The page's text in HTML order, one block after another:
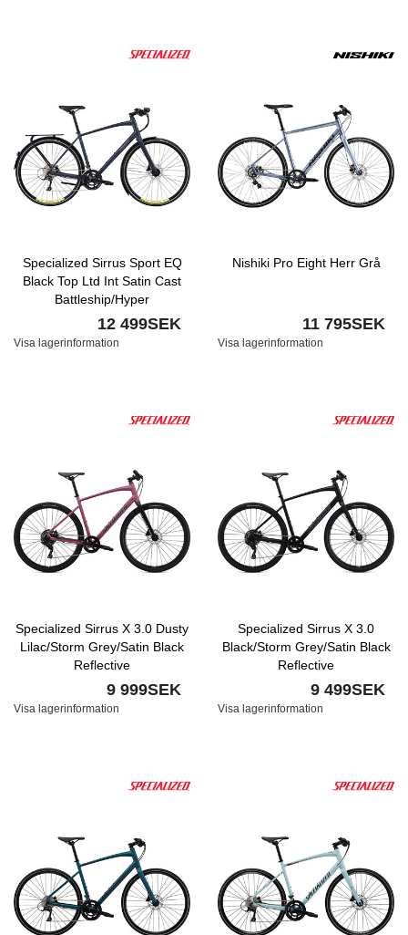
Specialized Sirrus Sport EQ
Black Top Ltd Int Satin Cast
Battleship/Hyper
12 499SEK
Visa lagerinformation
Nishiki Pro Eight Herr Grå
11 795SEK
Visa lagerinformation
Specialized Sirrus X 3.0 Dusty
Lilac/Storm Grey/Satin Black
Reflective
9 999SEK
Visa lagerinformation
Specialized Sirrus X 3.0
Black/Storm Grey/Satin Black
Reflective
9 499SEK
Visa lagerinformation